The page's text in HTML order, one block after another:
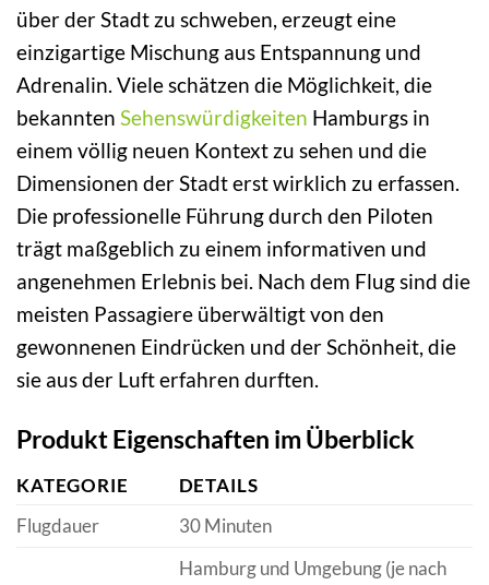
über der Stadt zu schweben, erzeugt eine
einzigartige Mischung aus Entspannung und
Adrenalin. Viele schätzen die Möglichkeit, die
bekannten Sehenswürdigkeiten Hamburgs in
einem völlig neuen Kontext zu sehen und die
Dimensionen der Stadt erst wirklich zu erfassen.
Die professionelle Führung durch den Piloten
trägt maßgeblich zu einem informativen und
angenehmen Erlebnis bei. Nach dem Flug sind die
meisten Passagiere überwältigt von den
gewonnenen Eindrücken und der Schönheit, die
sie aus der Luft erfahren durften.
Produkt Eigenschaften im Überblick
KATEGORIE
DETAILS
Flugdauer
30 Minuten
Hamburg und Umgebung (je nach